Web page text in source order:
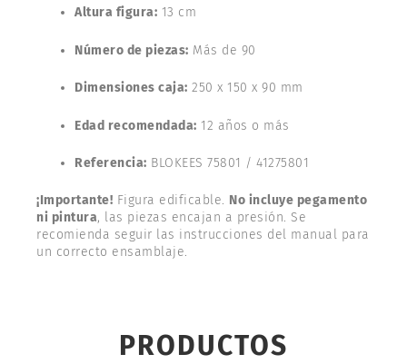
Altura figura: 13 cm
Número de piezas: Más de 90
Dimensiones caja: 250 x 150 x 90 mm
Edad recomendada: 12 años o más
Referencia: BLOKEES 75801 / 41275801
¡Importante! Figura edificable. No incluye pegamento
ni pintura, las piezas encajan a presión. Se
recomienda seguir las instrucciones del manual para
un correcto ensamblaje.
PRODUCTOS